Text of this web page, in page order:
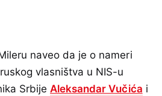
naveo da je o nameri
vlasništva u NIS-u
SrbijeAleksandar Vučića i